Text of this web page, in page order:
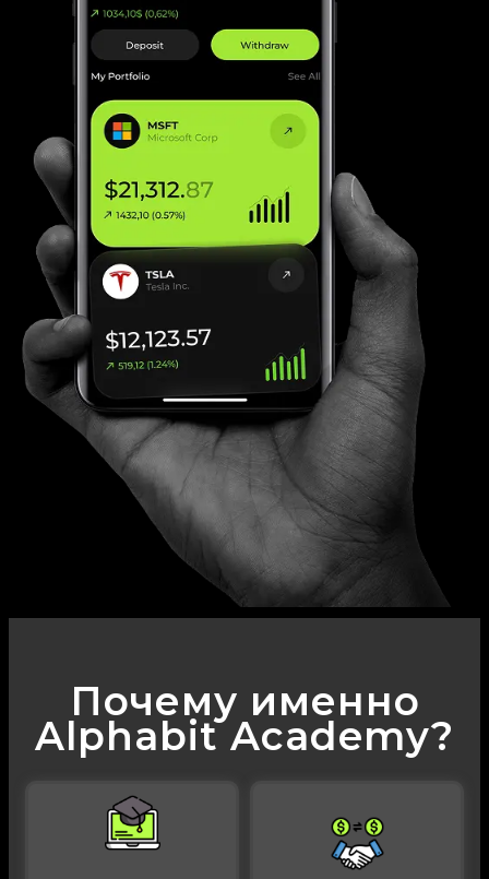
Почему именно
Alphabit Academy?